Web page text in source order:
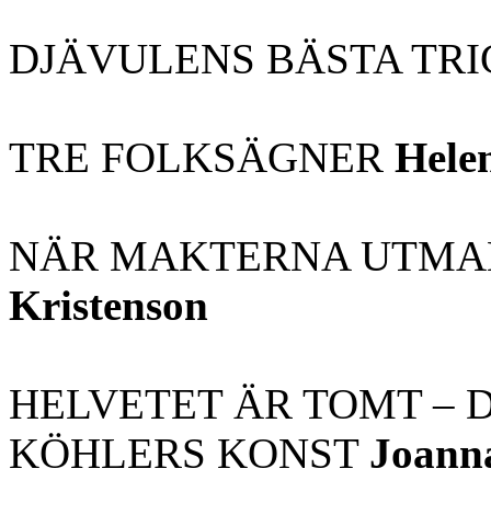
DJÄVULENS BÄSTA
TRE FOLKSÄGNER
NÄR MAKTERNA
Kristenson
HELVETET ÄR TOMT –
KÖHLERS KONST